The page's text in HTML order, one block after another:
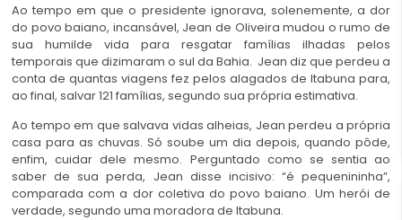
Ao tempo em que o presidente ignorava, solenemente, a dor
do povo baiano, incansável, Jean de Oliveira mudou o rumo de
sua humilde vida para resgatar famílias ilhadas pelos
temporais que dizimaram o sul da Bahia. Jean diz que perdeu a
conta de quantas viagens fez pelos alagados de Itabuna para,
ao final, salvar 121 famílias, segundo sua própria estimativa.
Ao tempo em que salvava vidas alheias, Jean perdeu a própria
casa para as chuvas. Só soube um dia depois, quando pôde,
enfim, cuidar dele mesmo. Perguntado como se sentia ao
saber de sua perda, Jean disse incisivo: “é pequenininha”,
comparada com a dor coletiva do povo baiano. Um herói de
verdade, segundo uma moradora de Itabuna.